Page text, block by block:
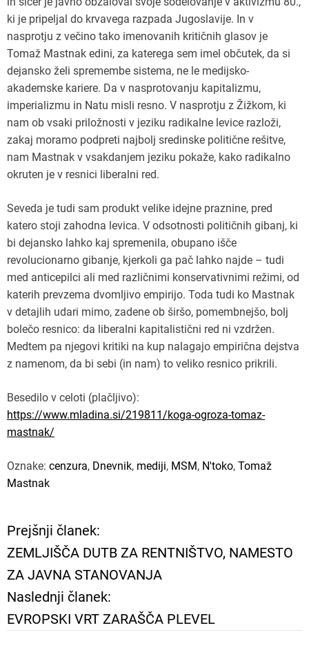
ki je pripeljal do krvavega razpada Jugoslavije. In v
nasprotju z večino tako imenovanih kritičnih glasov je
Tomaž Mastnak edini, za katerega sem imel občutek, da si
dejansko želi spremembe sistema, ne le medijsko-
akademske kariere. Da v nasprotovanju kapitalizmu,
imperializmu in Natu misli resno. V nasprotju z Žižkom, ki
nam ob vsaki priložnosti v jeziku radikalne levice razloži,
zakaj moramo podpreti najbolj sredinske politične rešitve,
nam Mastnak v vsakdanjem jeziku pokaže, kako radikalno
okruten je v resnici liberalni red.
Seveda je tudi sam produkt velike idejne praznine, pred
katero stoji zahodna levica. V odsotnosti političnih gibanj, ki
bi dejansko lahko kaj spremenila, obupano išče
revolucionarno gibanje, kjerkoli ga pač lahko najde – tudi
med anticepilci ali med različnimi konservativnimi režimi, od
katerih prevzema dvomljivo empirijo. Toda tudi ko Mastnak
v detajlih udari mimo, zadene ob širšo, pomembnejšo, bolj
bolečo resnico: da liberalni kapitalistični red ni vzdržen.
Medtem pa njegovi kritiki na kup nalagajo empirična dejstva
z namenom, da bi sebi (in nam) to veliko resnico prikrili.
Besedilo v celoti (plačljivo):
https://www.mladina.si/219811/koga-ogroza-tomaz-
mastnak/
Oznake: cenzura, Dnevnik, mediji, MSM, N'toko, Tomaž
Mastnak
N
a
v
i
Prejšnji članek:
ZEMLJIŠČA DUTB ZA RENTNIŠTVO, NAMESTO
ZA JAVNA STANOVANJA
Naslednji članek:
EVROPSKI VRT ZARAŠČA PLEVEL